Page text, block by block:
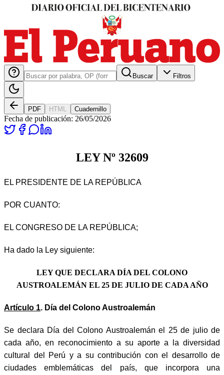
Buscar Filtros
PDF HTML Cuadernillo
Fecha de publicación: 26/05/2026
LEY Nº 32609
EL PRESIDENTE DE LA REPÚBLICA
POR CUANTO:
EL CONGRESO DE LA REPÚBLICA;
Ha dado la Ley siguiente:
LEY QUE DECLARA DÍA DEL COLONO
AUSTROALEMÁN EL 25 DE JULIO DE CADA AÑO
Artículo 1. Día del Colono Austroalemán
Se declara Día del Colono Austroalemán el 25 de julio de
cada año, en reconocimiento a su aporte a la diversidad
cultural del Perú y a su contribución con el desarrollo de
ciudades emblemáticas del país, que incorpora una